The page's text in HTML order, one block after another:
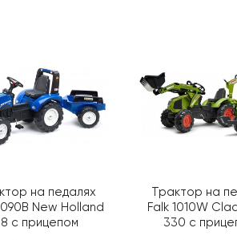
на педалях
New Holland
с прицепом
Трактор на
Falk 1010W
330 с